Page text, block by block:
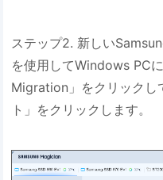
ステップ2. 新しい
を使用してWindows PC
Migration」をクリックし
ト」をクリックします。